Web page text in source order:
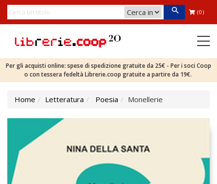
(0)
Per gli acquisti online: spese di spedizione gratuite da 25€ - Per i soci Coop
o con tessera fedeltà Librerie.coop gratuite a partire da 19€.
Home Letteratura Poesia Monellerie